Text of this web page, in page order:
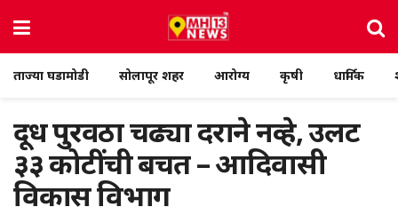
ताज्या घडामोडी सोलापूर शहर आरोग्य कृषी धार्मिक
दूध पुरवठा चढ्या दराने नव्हे, उलट
३३ कोटींची बचत – आदिवासी
विकास विभाग